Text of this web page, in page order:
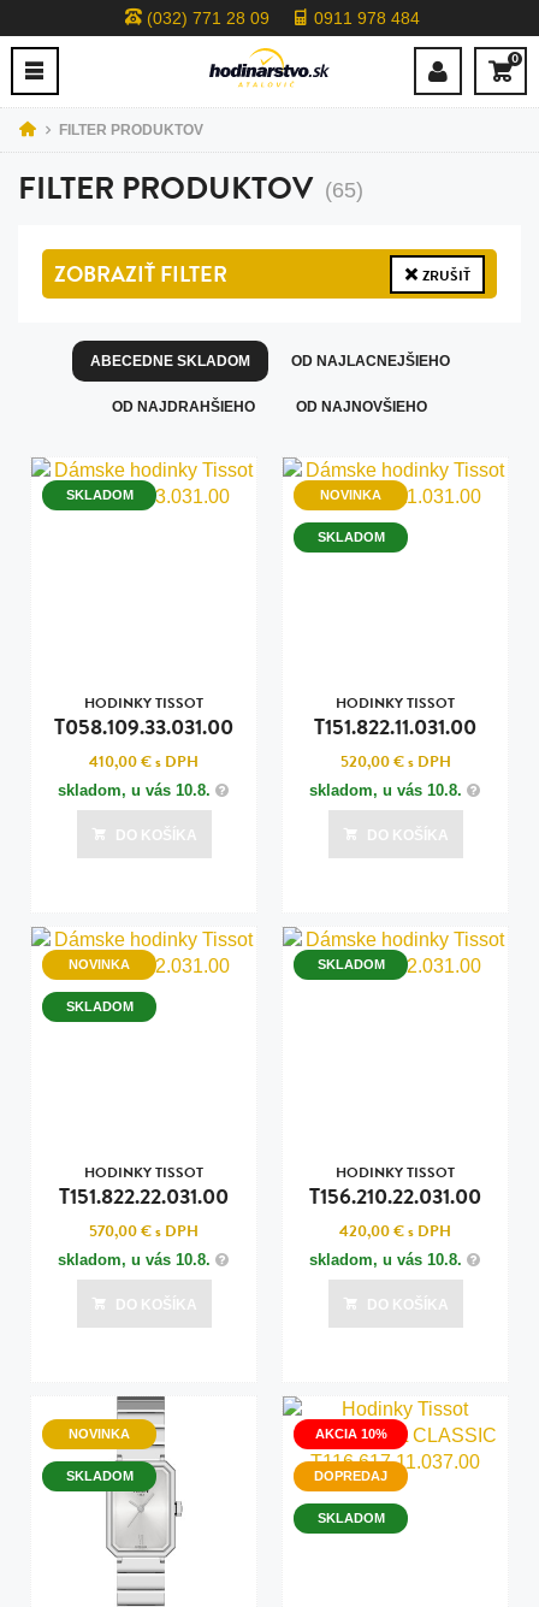
(032) 771 28 09 0911 978 484
0
FILTER PRODUKTOV
FILTER PRODUKTOV (65)
ZOBRAZIŤFILTER ZRUŠIŤ
ABECEDNE SKLADOM OD NAJLACNEJŠIEHO
OD NAJDRAHŠIEHO OD NAJNOVŠIEHO
SKLADOM
HODINKY TISSOT
T058.109.33.031.00
410,00 €s DPH
skladom, u vás 10.8.
DO KOŠÍKA
NOVINKA
SKLADOM
HODINKY TISSOT
T151.822.11.031.00
520,00 €s DPH
skladom, u vás 10.8.
DO KOŠÍKA
NOVINKA
SKLADOM
HODINKY TISSOT
T151.822.22.031.00
570,00 €s DPH
skladom, u vás 10.8.
DO KOŠÍKA
SKLADOM
HODINKY TISSOT
T156.210.22.031.00
420,00 €s DPH
skladom, u vás 10.8.
DO KOŠÍKA
NOVINKA
SKLADOM
AKCIA 10%
DOPREDAJ
SKLADOM